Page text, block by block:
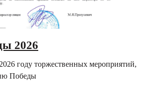
2026
году торжественных мероприятий,
Победы